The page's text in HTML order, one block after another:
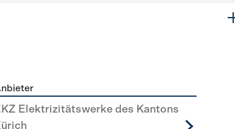
Elektrizitätswerke des Kantons